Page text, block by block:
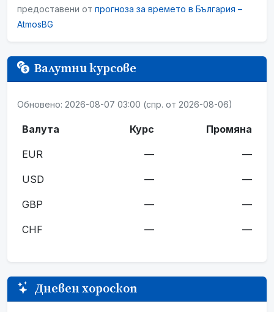
предоставени от прогноза за времето в България –
AtmosBG
Валутни курсове
Валута Курс Промяна
EUR — —
USD — —
GBP — —
CHF — —
Обновено: 2026-08-07 03:00 (спр. от 2026-08-06)
Дневен хороскоп